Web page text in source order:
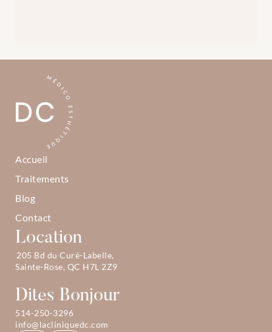
Accueil
Traitements
Blog
Contact
Location
205 Bd du Curé-Labelle,
Sainte-Rose, QC H7L 2Z9
Dites Bonjour
514-250-3296
info@lacliniquedc.com